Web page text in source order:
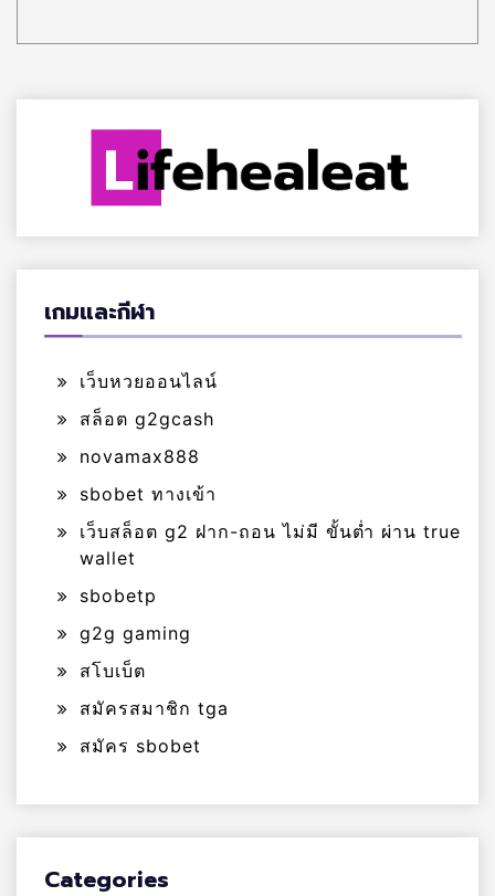
เกมและกีฬา
เว็บหวยออนไลน์
สล็อต g2gcash
novamax888
sbobet ทางเข้า
เว็บสล็อต g2 ฝาก-ถอน ไม่มี ขั้นต่ำ ผ่าน true
wallet
sbobetp
g2g gaming
สโบเบ็ต
สมัครสมาชิก tga
สมัคร sbobet
Categories